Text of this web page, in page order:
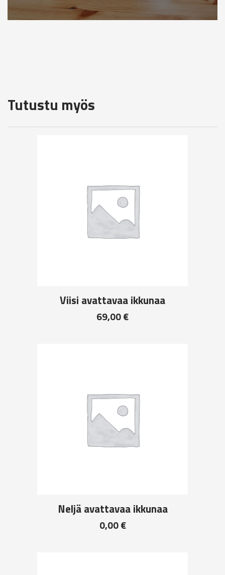
Tutustu myös
Viisi avattavaa ikkunaa
69,00€
Neljä avattavaa ikkunaa
0,00€